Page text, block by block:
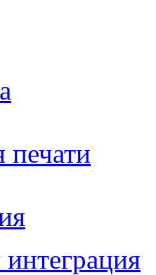
печати